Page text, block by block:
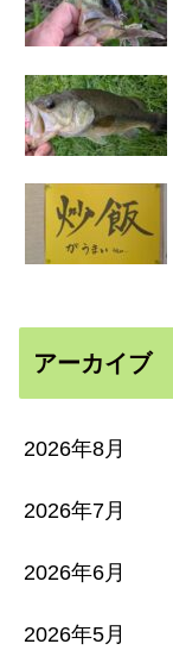
アーカイブ
2026年8月
2026年7月
2026年6月
2026年5月